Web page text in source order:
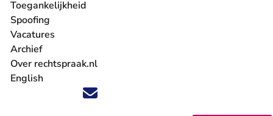
Volg ons op X (Twitter) - U verlaat Rechtspraak.nl
Volg ons op Facebook - U verlaat Rechtspraak.nl
Volg ons op Instagram - U verlaat Rechtspraak.nl
Volg ons op Youtube - U verlaat Rechtspraak.nl
Volg ons op LinkedIn - U verlaat
'Blijf op de hoogte' nieuwsbrief - U verlaat
Toegankelijkheid
Spoofing
Vacatures
- U verlaat Rechtspraak.nl
Archief
Over rechtspraak.nl
English